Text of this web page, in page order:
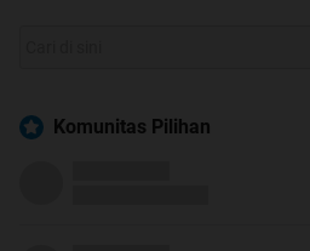
Komunitas Pilihan